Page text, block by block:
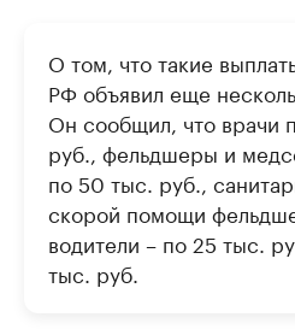
О том, что такие
РФ объявил еще
Он сообщил, что врачи
руб., фельдшеры и
по 50 тыс. руб.,
скорой помощи
водители – по 25 тыс.
тыс. руб.